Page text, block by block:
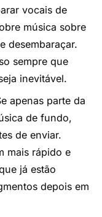
vocais de
música sobre
desembaraçar.
sempre que
inevitável.
apenas parte da
de fundo,
de enviar.
mais rápido e
já estão
depois em